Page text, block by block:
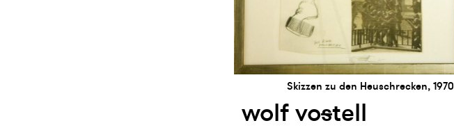
Skizzen zu den Heuschrecken, 1970
wolf vostell